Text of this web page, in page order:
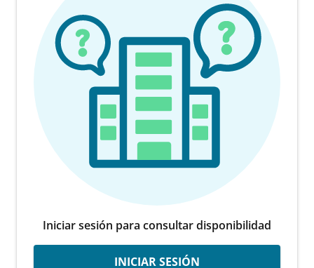
Iniciar sesión para consultar disponibilidad
INICIAR SESIÓN